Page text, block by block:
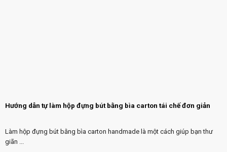
Hướng dẫn tự làm hộp đựng bút bằng bìa carton tái chế đơn giản
Làm hộp đựng bút bằng bìa carton handmade là một cách giúp bạn thư
giãn ...